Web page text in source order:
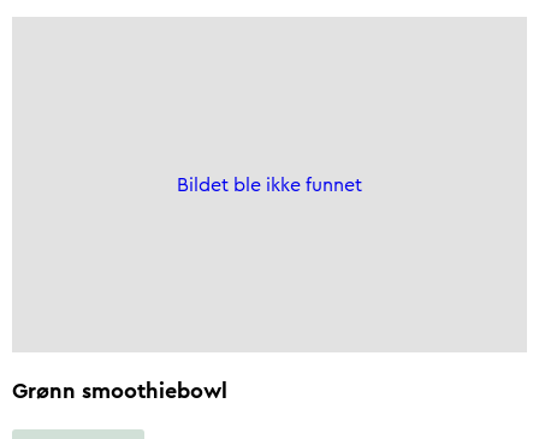
Bildet ble ikke funnet
Grønn smoothiebowl